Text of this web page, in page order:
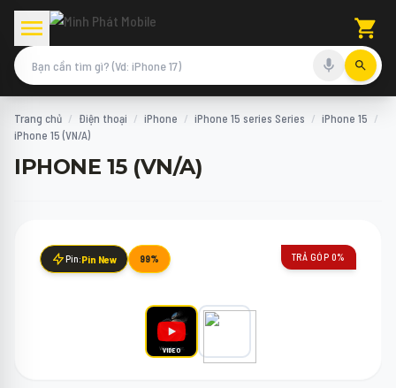
Trang chủ / Điện thoại / iPhone / iPhone 15 series Series / iPhone 15 /
iPhone 15 (VN/A)
IPHONE 15 (VN/A)
Pin:Pin New 99% TRẢ GÓP 0%
VIDEO